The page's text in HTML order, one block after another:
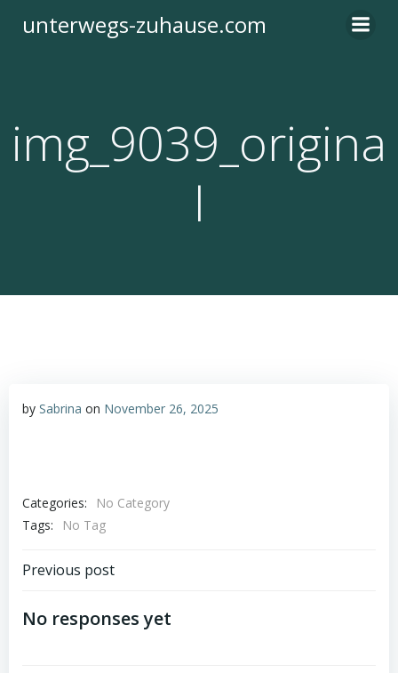
Inhalt
unterwegs-zuhause.com
img_9039_origina
l
by Sabrina on November 26, 2025
Categories:
No Category
Tags:
No Tag
Post
navigation
Previous post
No responses yet